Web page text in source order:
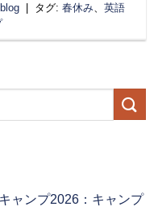
blog タグ:春休み 、英語
ャンプ2026：キャンプ